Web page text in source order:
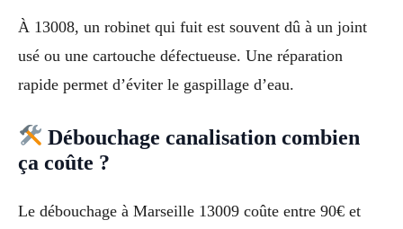
À 13008, un robinet qui fuit est souvent dû à un joint
usé ou une cartouche défectueuse. Une réparation
rapide permet d’éviter le gaspillage d’eau.
Débouchage canalisation combien
ça coûte ?
Le débouchage à Marseille 13009 coûte entre 90€ et